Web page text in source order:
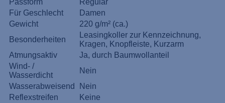
Passform
Regulär
Für Geschlecht
Damen
Gewicht
220 g/m² (ca.)
Besonderheiten
Leasingkoller zur Kennzeichnung,
Kragen, Knopfleiste, Kurzarm
Atmungsaktiv
Ja, durch Baumwollanteil
Wind- /
Wasserdicht
Nein
Wasserabweisend
Nein
Reflexstreifen
Keine